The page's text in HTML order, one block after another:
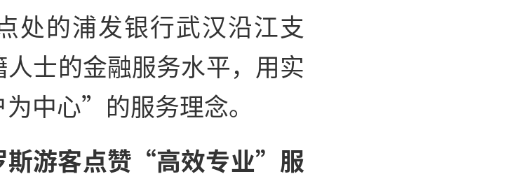
处的浦发银行武汉沿江支
士的金融服务水平，用实
中心”的服务理念。
斯游客点赞“高效专业”服